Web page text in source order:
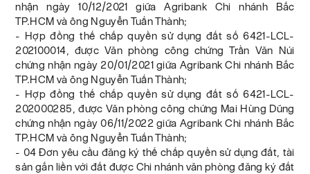
nhận ngày 10/12/2021 giữa Agribank Chi nhánh Bắc
TP.HCM và ông Nguyễn Tuấn Thành;
- Hợp đồng thế chấp quyền sử dụng đất số 6421-LCL-
202100014, được Văn phòng công chứng Trần Văn Núi
chứng nhận ngày 20/01/2021 giữa Agribank Chi nhánh Bắc
TP.HCM và ông Nguyễn Tuấn Thành;
- Hợp đồng thế chấp quyền sử dụng đất số 6421-LCL-
202000285, được Văn phòng công chứng Mai Hùng Dũng
chứng nhận ngày 06/11/2022 giữa Agribank Chi nhánh Bắc
TP.HCM và ông Nguyễn Tuấn Thành;
- 04 Đơn yêu cầu đăng ký thế chấp quyền sử dụng đất, tài
sản gắn liền với đất được Chi nhánh văn phòng đăng ký đất